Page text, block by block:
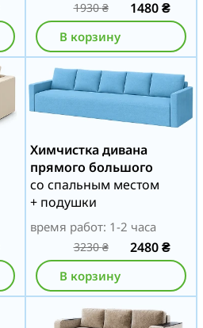
1930₴ 1480₴
В корзину
Химчистка дивана
прямого большого
со спальным местом
+ подушки
время работ: 1-2 часа
3230₴ 2480₴
В корзину